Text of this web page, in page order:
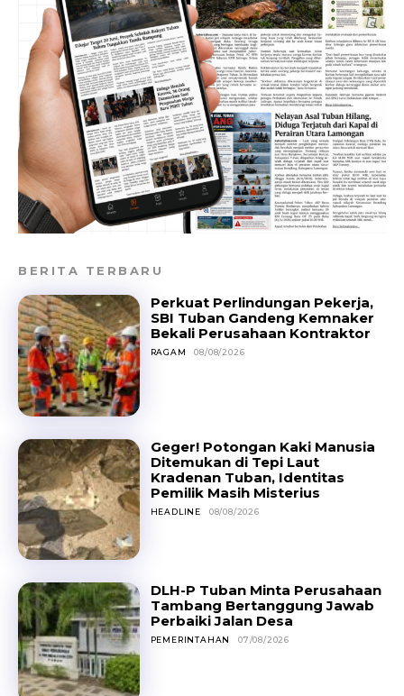
BERITA TERBARU
Perkuat Perlindungan Pekerja,
SBI Tuban Gandeng Kemnaker
Bekali Perusahaan Kontraktor
RAGAM 08/08/2026
Geger! Potongan Kaki Manusia
Ditemukan di Tepi Laut
Kradenan Tuban, Identitas
Pemilik Masih Misterius
HEADLINE 08/08/2026
DLH-P Tuban Minta Perusahaan
Tambang Bertanggung Jawab
Perbaiki Jalan Desa
PEMERINTAHAN 07/08/2026